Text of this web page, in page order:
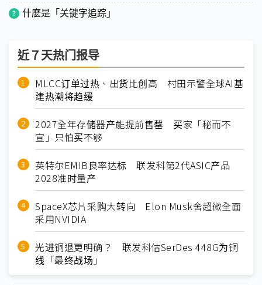
什麽是「关键字追踪」
近７天热门报导
MLCC订单过热、出货比创高 村田示警全球AI基
建热潮将趋缓
2027全年存储器产能提前售罄 买家「秘而不
宣」只怕买不够
英特尔EMIB良率达标 联发科第2代ASIC产品
2028准时量产
SpaceX芯片采购大转向 Elon Musk舍超微全面
采用NVIDIA
光进铜退更明确？ 联发科估SerDes 448G为铜
线「最终战场」